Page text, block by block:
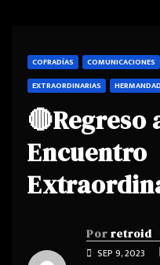
COFRADÍAS COMUNICACIONES
EXTRAORDINARIAS
🔴Regreso
Encuentro
Por retroid
SEP 9, 2023